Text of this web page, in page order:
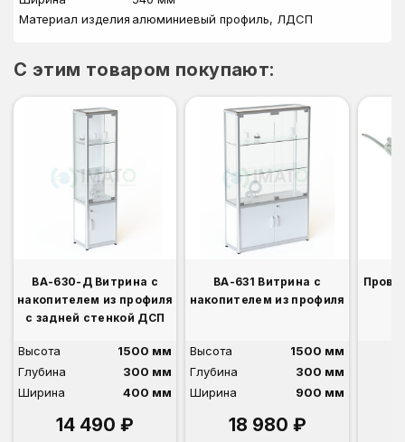
Материал изделия алюминиевый профиль, ЛДСП
C этим товаром покупают:
ВА-630-Д Витрина с
накопителем из профиля
с задней стенкой ДСП
Высота
1500 мм
Глубина
300 мм
Ширина
400 мм
14 490 ₽
ВА-631 Витрина с
накопителем из профиля
Высота
1500 мм
Глубина
300 мм
Ширина
900 мм
18 980 ₽